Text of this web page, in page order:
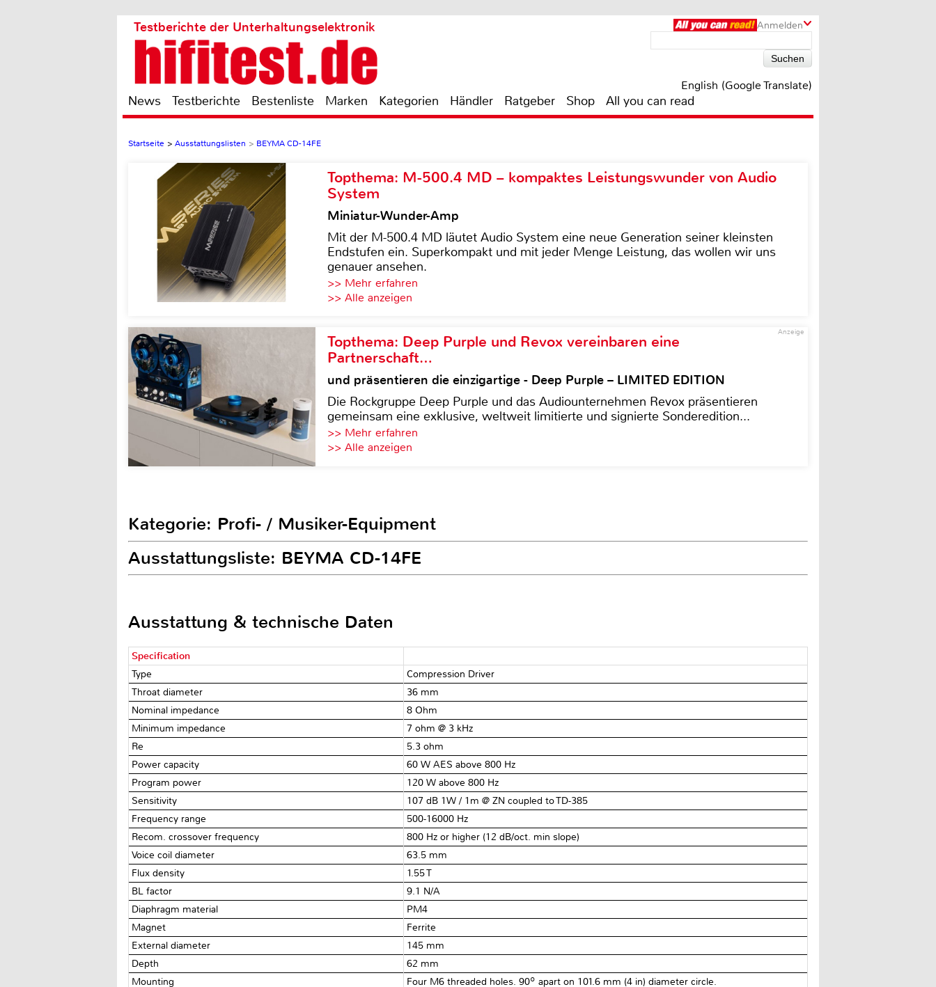
Anmelden
Testberichte der Unterhaltungselektronik
English (Google Translate)
News Testberichte Bestenliste Marken Kategorien Händler Ratgeber Shop All you can read
Startseite > Ausstattungslisten > BEYMA CD-14FE
Topthema: M-500.4 MD – kompaktes Leistungswunder von Audio
System
Miniatur-Wunder-Amp
Mit der M-500.4 MD läutet Audio System eine neue Generation seiner kleinsten
Endstufen ein. Superkompakt und mit jeder Menge Leistung, das wollen wir uns
genauer ansehen.
>> Mehr erfahren
>> Alle anzeigen
Anzeige
Topthema: Deep Purple und Revox vereinbaren eine
Partnerschaft…
und präsentieren die einzigartige - Deep Purple – LIMITED EDITION
Die Rockgruppe Deep Purple und das Audiounternehmen Revox präsentieren
gemeinsam eine exklusive, weltweit limitierte und signierte Sonderedition...
>> Mehr erfahren
>> Alle anzeigen
Kategorie: Profi- / Musiker-Equipment
Ausstattungsliste: BEYMA CD-14FE
Ausstattung & technische Daten
Specification
Type
Compression Driver
Throat diameter
36 mm
Nominal impedance
8 Ohm
Minimum impedance
7 ohm @ 3 kHz
Re
5.3 ohm
Power capacity
60 W AES above 800 Hz
Program power
120 W above 800 Hz
Sensitivity
107 dB 1W / 1m @ ZN coupled to TD-385
Frequency range
500-16000 Hz
Recom. crossover frequency
800 Hz or higher (12 dB/oct. min slope)
Voice coil diameter
63.5 mm
Flux density
1.55 T
BL factor
9.1 N/A
Diaphragm material
PM4
Magnet
Ferrite
External diameter
145 mm
Depth
62 mm
Mounting
Four M6 threaded holes. 90º apart on 101.6 mm (4 in) diameter circle.